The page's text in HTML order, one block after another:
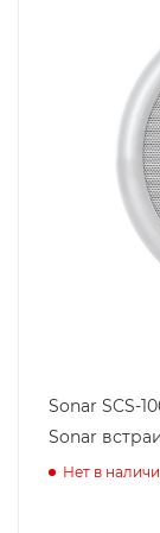
Sonar SCS-
Sonar
Нет в